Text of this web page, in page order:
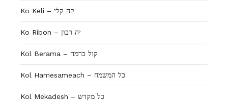
Ko Keli – קה קלי
Ko Ribon – יה רבון
Kol Berama – קול ברמה
Kol Hamesameach – כל המשמח
Kol Mekadesh – כל מקדש